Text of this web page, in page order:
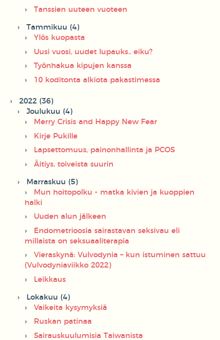
Tanssien uuteen vuoteen
Tammikuu (4)
Ylös kuopasta
Uusi vuosi, uudet lupauks.. eiku?
Työnhakua kipujen kanssa
10 koditonta alkiota pakastimessa
2022 (36)
Joulukuu (4)
Merry Crisis and Happy New Fear
Kirje Pukille
Lapsettomuus, painonhallinta ja PCOS
Äitiys, toiveista suurin
Marraskuu (5)
Mun hoitopolku - matka kivien ja kuoppien
halki
Uuden alun jälkeen
Endometrioosia sairastavan seksivau eli
millaista on seksuaaliterapia
Vieraskynä: Vulvodynia – kun istuminen sattuu
(Vulvodyniaviikko 2022)
Leikkaus
Lokakuu (4)
Vaikeita kysymyksiä
Ruskan patinaa
Sairauskuulumisia Taiwanista